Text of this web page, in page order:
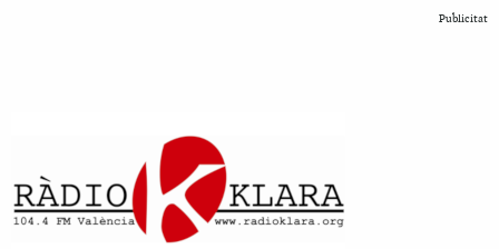
Publicitat